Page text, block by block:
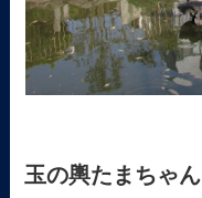
玉の輿たまちゃん